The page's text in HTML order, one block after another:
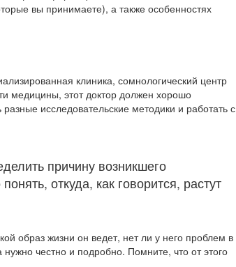
вы принимаете), а также особенностях
клиника, сомнологический центр
медицины, этот доктор должен хорошо
исследовательские методики и работать с
причину возникшего
откуда, как говорится, растут
образ жизни он ведет, нет ли у него проблем в
честно и подробно. Помните, что от этого